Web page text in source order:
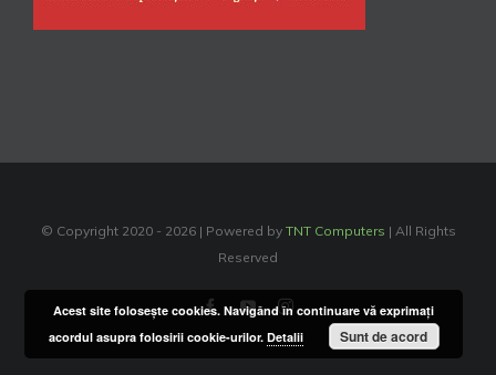
© Copyright 2020 - 2026 | Powered by TNT Computers | All Rights
Reserved
FacebookYouTubeInstagram
Acest site foloseşte cookies. Navigând în continuare vă exprimaţi
acordul asupra folosirii cookie-urilor. Detalii Sunt de acord